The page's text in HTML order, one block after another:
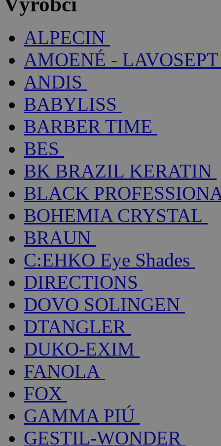
ALPECIN
AMOENÉ - LAVOSEPT
ANDIS
BABYLISS
BARBER TIME
BES
BK BRAZIL KERATIN
BLACK
BOHEMIA CRYSTAL
BRAUN
C:EHKO Eye Shades
DIRECTIONS
DOVO SOLINGEN
DTANGLER
DUKO-EXIM
FANOLA
FOX
GAMMA PIÚ
GESTIL-WONDER